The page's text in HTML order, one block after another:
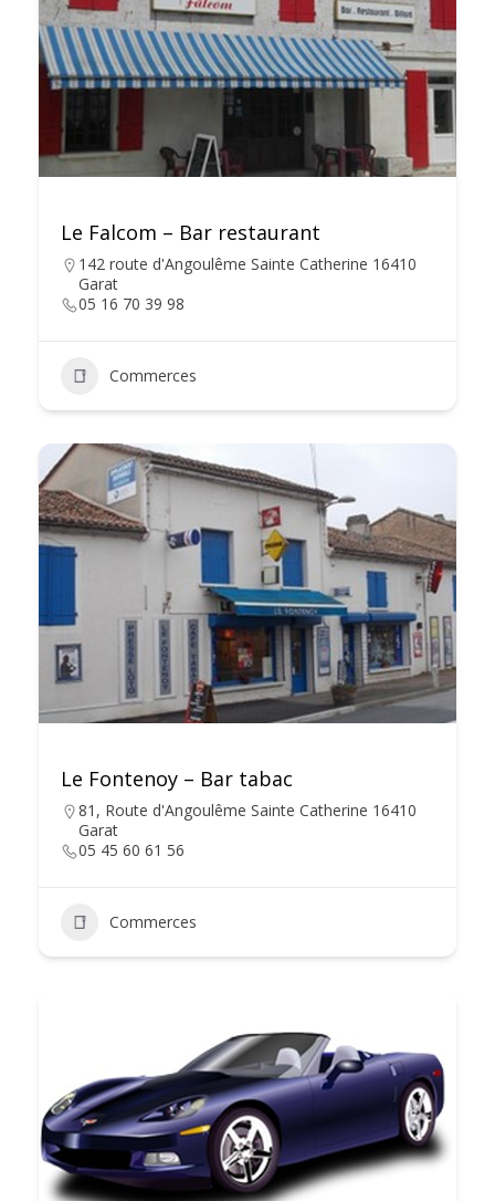
Le Falcom – Bar restaurant
142 route d'Angoulême Sainte Catherine 16410
Garat
05 16 70 39 98
Commerces
Le Fontenoy – Bar tabac
81, Route d'Angoulême Sainte Catherine 16410
Garat
05 45 60 61 56
Commerces